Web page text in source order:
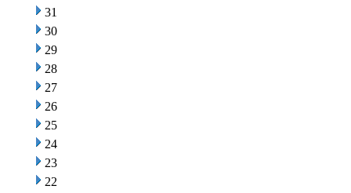
31
30
29
28
27
26
25
24
23
22